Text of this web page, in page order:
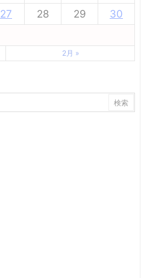
27 28 29
30
2月 »